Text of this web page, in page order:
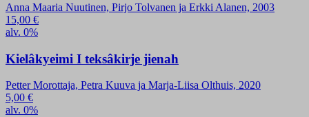
Anna Maaria Nuutinen, Pirjo Tolvanen ja Erkki Alanen, 2003
15,00 €
alv. 0%
Kielâkyeimi I teksâkirje jienah
Petter Morottaja, Petra Kuuva ja Marja-Liisa Olthuis, 2020
5,00 €
alv. 0%